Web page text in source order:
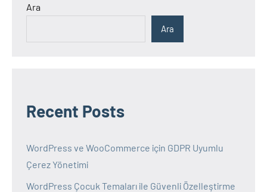
Ara
Ara
Recent Posts
WordPress ve WooCommerce için GDPR Uyumlu
Çerez Yönetimi
WordPress Çocuk Temaları ile Güvenli Özelleştirme